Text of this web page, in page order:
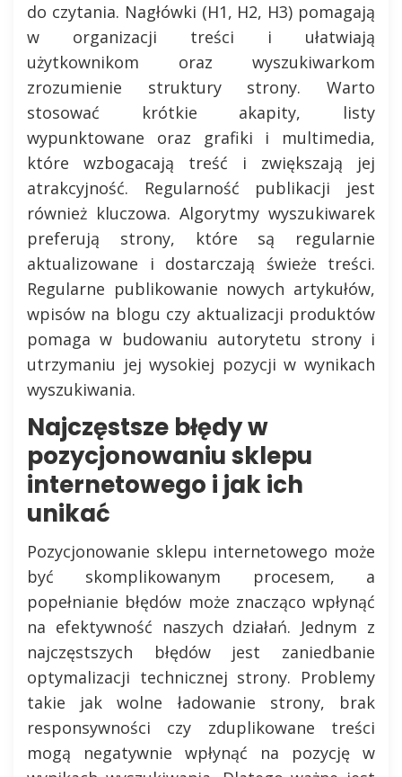
do czytania. Nagłówki (H1, H2, H3) pomagają
w organizacji treści i ułatwiają
użytkownikom oraz wyszukiwarkom
zrozumienie struktury strony. Warto
stosować krótkie akapity, listy
wypunktowane oraz grafiki i multimedia,
które wzbogacają treść i zwiększają jej
atrakcyjność. Regularność publikacji jest
również kluczowa. Algorytmy wyszukiwarek
preferują strony, które są regularnie
aktualizowane i dostarczają świeże treści.
Regularne publikowanie nowych artykułów,
wpisów na blogu czy aktualizacji produktów
pomaga w budowaniu autorytetu strony i
utrzymaniu jej wysokiej pozycji w wynikach
wyszukiwania.
Najczęstsze błędy w
pozycjonowaniu sklepu
internetowego i jak ich
unikać
Pozycjonowanie sklepu internetowego może
być skomplikowanym procesem, a
popełnianie błędów może znacząco wpłynąć
na efektywność naszych działań. Jednym z
najczęstszych błędów jest zaniedbanie
optymalizacji technicznej strony. Problemy
takie jak wolne ładowanie strony, brak
responsywności czy zduplikowane treści
mogą negatywnie wpłynąć na pozycję w